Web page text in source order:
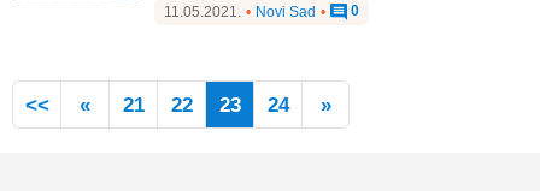
11.05.2021. • Novi Sad • 0
<< « 21 22 23 24 »